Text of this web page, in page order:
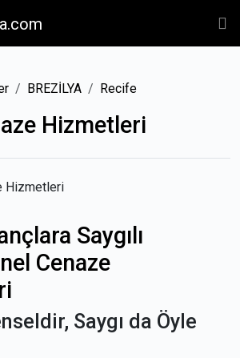
BREZİLYA Recife
Hizmetleri
Saygılı
Cenaze
Saygı da Öyle